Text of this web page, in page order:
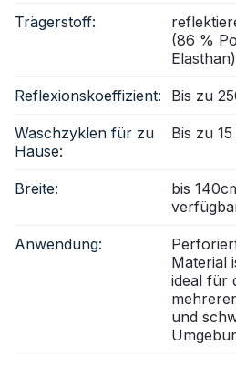
Trägerstoff:
(86 %
Elasthan)
Reflexionskoeffizient: Bis zu
Waschzyklen für zu
Hause:
Bis zu
Breite:
bis
Anwendung:
Material
ideal für
und